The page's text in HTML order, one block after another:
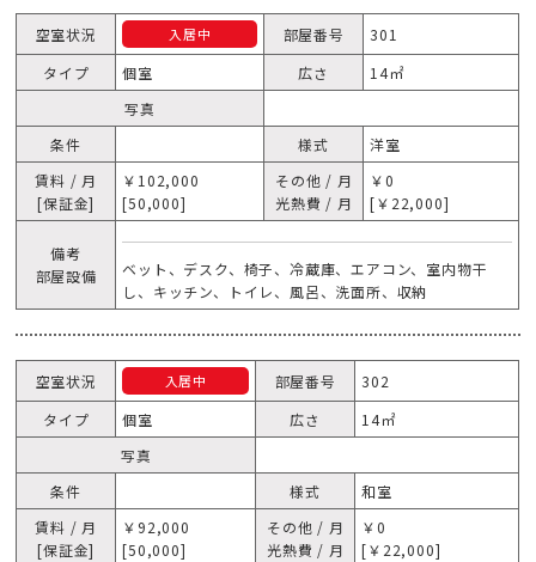
空室状況 入居中 部屋番号
301
タイプ
個室 広さ
14㎡
写真
条件
様式
洋室
賃料 / 月
[保証金]
￥102,000
[50,000]
その他 / 月
光熱費 / 月
￥0
[￥22,000]
備考
部屋設備
ベット、デスク、椅子、冷蔵庫、エアコン、室内物干
し、キッチン、トイレ、風呂、洗面所、収納
空室状況 入居中 部屋番号
302
タイプ
個室 広さ
14㎡
写真
条件
様式
和室
賃料 / 月
[保証金]
￥92,000
[50,000]
その他 / 月
光熱費 / 月
￥0
[￥22,000]